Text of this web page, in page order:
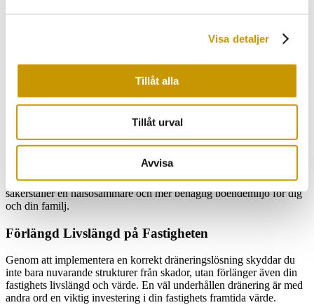
Visa detaljer
Tillåt alla
Tillåt urval
Avvisa
En effektiv dränering är grundläggande för att skydda din fastighet
mot fukt. Genom att avleda vatten bort från
minskar risken för fuktproblem som i sin tur kan leda
till mögel och röta. Detta är särskilt viktigt i områden som Västerås,
där klimatet kan bidra till höga fuktnivåer runt fastigheter.
Förbättrad Luftkvalitet och Boendemiljö
En torr källare bidrar till en förbättrad luftkvalitet i hela huset.
Dränering hjälper till att eliminera den fukt som mögel trivs i, vilket
säkerställer en hälsosammare och mer behaglig boendemiljö för dig
och din familj.
Förlängd Livslängd på Fastigheten
Genom att implementera en korrekt dräneringslösning skyddar du
inte bara nuvarande strukturer från skador, utan förlänger även din
fastighets livslängd och värde. En väl underhållen dränering är med
andra ord en viktig investering i din fastighets framtida värde.